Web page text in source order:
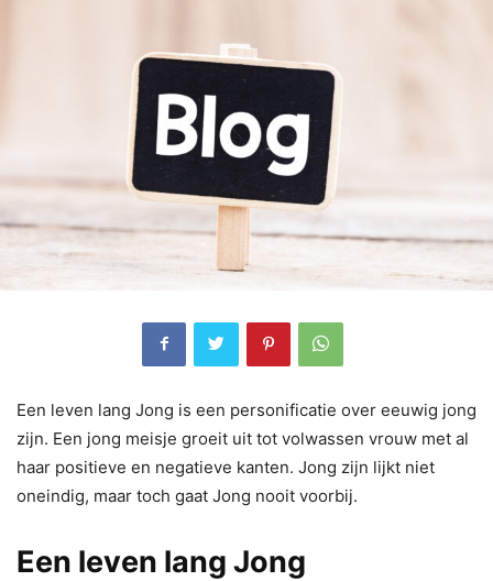
Een leven lang Jong is een personificatie over eeuwig jong
zijn. Een jong meisje groeit uit tot volwassen vrouw met al
haar positieve en negatieve kanten. Jong zijn lijkt niet
oneindig, maar toch gaat Jong nooit voorbij.
Een leven lang Jong